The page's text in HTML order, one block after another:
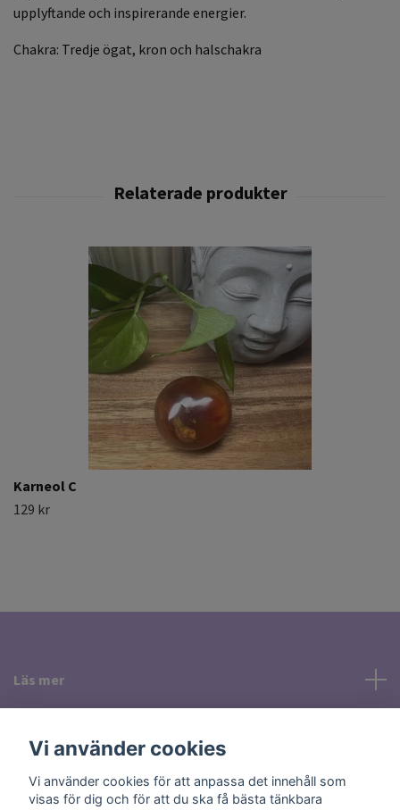
upplyftande och inspirerande energier.
Chakra: Tredje ögat, kron och halschakra
Karneol C
129 kr
Läs mer
Vi använder cookies
Vi använder cookies för att anpassa det innehåll som
visas för dig och för att du ska få bästa tänkbara